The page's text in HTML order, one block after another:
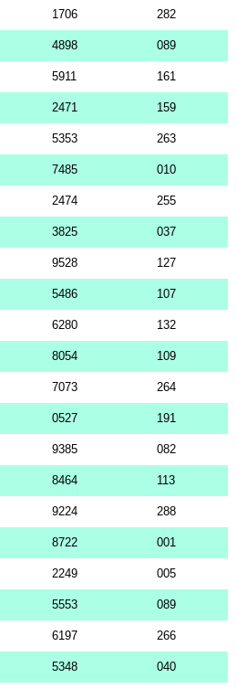
1706 282
4898 089
5911 161
2471 159
5353 263
7485 010
2474 255
3825 037
9528 127
5486 107
6280 132
8054 109
7073 264
0527 191
9385 082
8464 113
9224 288
8722 001
2249 005
5553 089
6197 266
5348 040